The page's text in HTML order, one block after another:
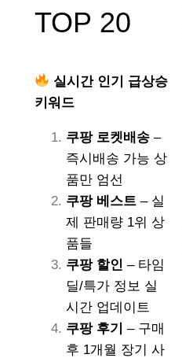
TOP 20
실시간 인기 급상승
키워드
쿠팡 로켓배송 –
즉시배송 가능 상
품만 엄선
쿠팡 베스트 – 실
제 판매량 1위 상
품들
쿠팡 할인 – 타임
딜/특가 정보 실
시간 업데이트
쿠팡 후기
– 구매
후 1개월 장기 사